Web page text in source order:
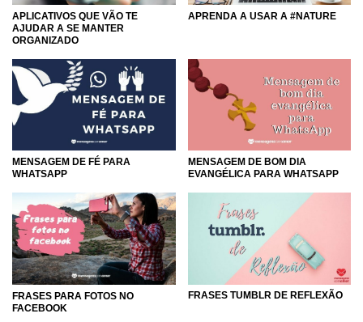
APLICATIVOS QUE VÃO TE
AJUDAR A SE MANTER
ORGANIZADO
APRENDA A USAR A #NATURE
MENSAGEM DE FÉ PARA
WHATSAPP
MENSAGEM DE BOM DIA
EVANGÉLICA PARA WHATSAPP
FRASES PARA FOTOS NO
FACEBOOK
FRASES TUMBLR DE REFLEXÃO